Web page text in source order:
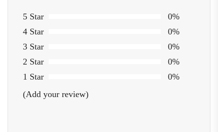
5 Star
0%
4 Star
0%
3 Star
0%
2 Star
0%
1 Star
0%
(Add your review)